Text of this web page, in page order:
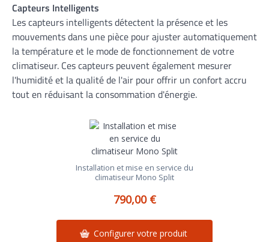
Capteurs Intelligents
Les capteurs intelligents détectent la présence et les
mouvements dans une pièce pour ajuster automatiquement
la température et le mode de fonctionnement de votre
climatiseur. Ces capteurs peuvent également mesurer
l'humidité et la qualité de l'air pour offrir un confort accru
tout en réduisant la consommation d'énergie.
Installation et mise en service du
climatiseur Mono Split
790,00 €
Configurer votre produit